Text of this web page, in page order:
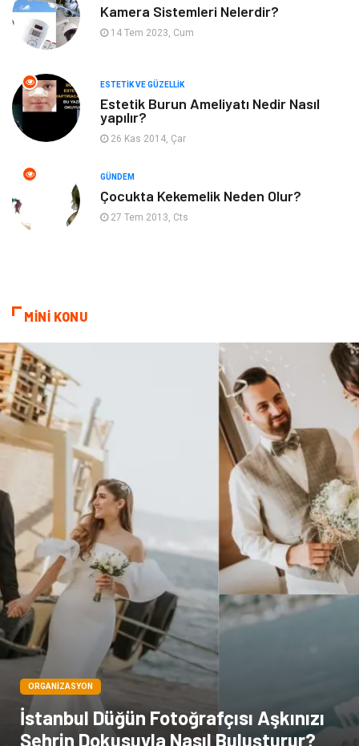
Kadın Hastalıkları Alternatif Tıp
Güzellik
Beslenme
Psikolojik Hastalıklar
Kanser
Bakım Aksesuar
Sağlık Haberleri Blogroll
Spor Malzemeleri Hediyelik Eşya
Kültür Acil ve İlkyardım
Kamera Sistemleri Nelerdir?
14 Tem 2023, Cum
ESTETIK VE GÜZELLIK
Estetik Burun Ameliyatı Nedir Nasıl
yapılır?
26 Kas 2014, Çar
GÜNDEM
Çocukta Kekemelik Neden Olur?
27 Tem 2013, Cts
MİNİ KONU
ORGANIZASYON
İstanbul Düğün Fotoğrafçısı Aşkınızı
Şehrin Dokusuyla Nasıl Buluşturur?